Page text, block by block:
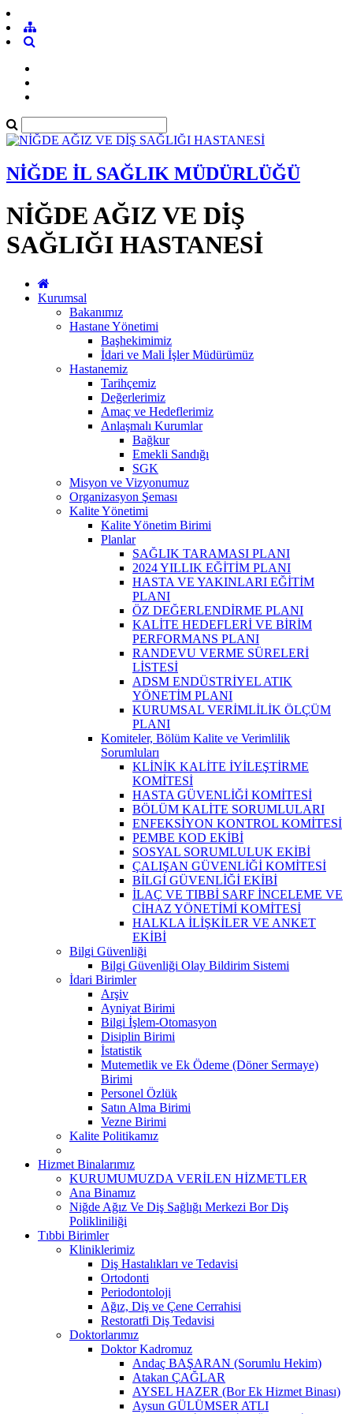
NİĞDE İL SAĞLIK MÜDÜRLÜĞÜ
NİĞDE AĞIZ VE DİŞ
SAĞLIĞI HASTANESİ
Kurumsal
Bakanımız
Hastane Yönetimi
Başhekimimiz
İdari ve Mali İşler Müdürümüz
Hastanemiz
Tarihçemiz
Değerlerimiz
Amaç ve Hedeflerimiz
Anlaşmalı Kurumlar
Bağkur
Emekli Sandığı
SGK
Misyon ve Vizyonumuz
Organizasyon Şeması
Kalite Yönetimi
Kalite Yönetim Birimi
Planlar
SAĞLIK TARAMASI PLANI
2024 YILLIK EĞİTİM PLANI
HASTA VE YAKINLARI EĞİTİM
PLANI
ÖZ DEĞERLENDİRME PLANI
KALİTE HEDEFLERİ VE BİRİM
PERFORMANS PLANI
RANDEVU VERME SÜRELERİ
LİSTESİ
ADSM ENDÜSTRİYEL ATIK
YÖNETİM PLANI
KURUMSAL VERİMLİLİK ÖLÇÜM
PLANI
Komiteler, Bölüm Kalite ve Verimlilik
Sorumluları
KLİNİK KALİTE İYİLEŞTİRME
KOMİTESİ
HASTA GÜVENLİĞİ KOMİTESİ
BÖLÜM KALİTE SORUMLULARI
ENFEKSİYON KONTROL KOMİTESİ
PEMBE KOD EKİBİ
SOSYAL SORUMLULUK EKİBİ
ÇALIŞAN GÜVENLİĞİ KOMİTESİ
BİLGİ GÜVENLİĞİ EKİBİ
İLAÇ VE TIBBİ SARF İNCELEME VE
CİHAZ YÖNETİMİ KOMİTESİ
HALKLA İLİŞKİLER VE ANKET
EKİBİ
Bilgi Güvenliği
Bilgi Güvenliği Olay Bildirim Sistemi
İdari Birimler
Arşiv
Ayniyat Birimi
Bilgi İşlem-Otomasyon
Disiplin Birimi
İstatistik
Mutemetlik ve Ek Ödeme (Döner Sermaye)
Birimi
Personel Özlük
Satın Alma Birimi
Vezne Birimi
Kalite Politikamız
Hizmet Binalarımız
KURUMUMUZDA VERİLEN HİZMETLER
Ana Binamız
Niğde Ağız Ve Diş Sağlığı Merkezi Bor Diş
Polikliniliği
Tıbbi Birimler
Kliniklerimiz
Diş Hastalıkları ve Tedavisi
Ortodonti
Periodontoloji
Ağız, Diş ve Çene Cerrahisi
Restoratfi Diş Tedavisi
Doktorlarımız
Doktor Kadromuz
Andaç BAŞARAN (Sorumlu Hekim)
Atakan ÇAĞLAR
AYSEL HAZER (Bor Ek Hizmet Binası)
Aysun GÜLÜMSER ATLI